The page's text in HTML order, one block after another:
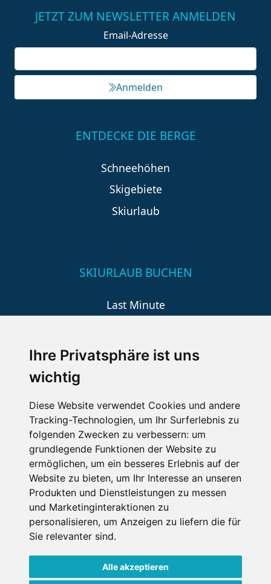
Ihre Privatsphäre ist uns
wichtig
Diese Website verwendet Cookies und andere
Tracking-Technologien, um Ihr Surferlebnis zu
folgenden Zwecken zu verbessern: um
grundlegende Funktionen der Website zu
ermöglichen, um ein besseres Erlebnis auf der
Website zu bieten, um Ihr Interesse an unseren
Produkten und Dienstleistungen zu messen
und Marketinginteraktionen zu
personalisieren, um Anzeigen zu liefern die für
Sie relevanter sind.
Alle akzeptieren
JETZT ZUM NEWSLETTER ANMELDEN
Email-Adresse
Anmelden
ENTDECKE DIE BERGE
Schneehöhen
Skigebiete
Skiurlaub
SKIURLAUB BUCHEN
Last Minute
Wellness
SCHNEEHÖHEN SKI APP
Die Schneehoehen Ski APP für iOS und Android - Ein
Muss für alle Wintersportler und Schneefreaks!
Impressum Datenschutz